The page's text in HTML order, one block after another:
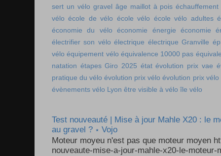
sert un vélo gravel âge maillot à pois
vélo école de vélo école vélo école vélo adultes
économie du vélo
économie énergie
économie
électrifier son vélo électrique électrique Granville
vélo équipement vélo équivalence 10000 pas
natation étapes Giro 2025 état évolution prix vae
pratique du vélo évolution prix vélo évolution prix
évènements vélo Lyon être visible à vélo île vélo
Test nouveauté | Mise à jour Mahle X20 : le
au gravel ? ⋆ Vojo
Moteur moyeu n'est pas que moteur moyen
nouveaute-mise-a-jour-mahle-x20-le-